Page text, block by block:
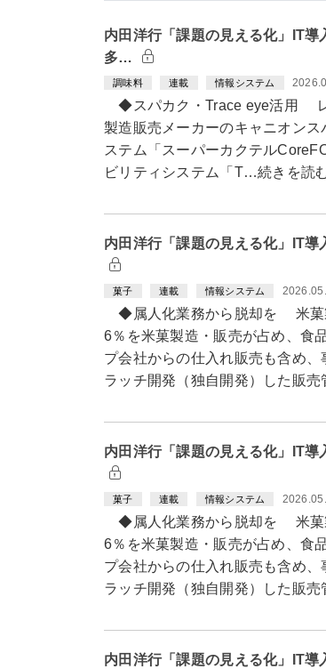
内田洋行「課題の見える化」IT
多…
調味料 連載 情報システム
◆スパカク・Trace eye活用 レ
製造販売メーカーのキャニオン
ステム「スーパーカクテル
ビリティシステム「T…続きを読
内田洋行「課題の見える化」IT
菓子 連載 情報システム
◆属人化業務から脱却を 米菓
6％を米菓製造・販売が占め、食
プ会社からの仕入れ販売も含め
ラッチ開発（独自開発）した販
内田洋行「課題の見える化」IT
菓子 連載 情報システム
◆属人化業務から脱却を 米菓
6％を米菓製造・販売が占め、食
プ会社からの仕入れ販売も含め
ラッチ開発（独自開発）した販
内田洋行「課題の見える化」IT